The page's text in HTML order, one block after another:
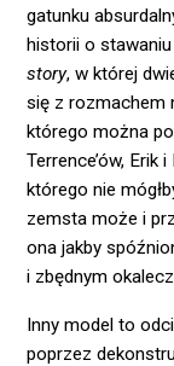
gatunku
historii o
story, w której
się z rozmachem
którego można
Terrence’ów,
którego nie
zemsta może i
ona jakby
i zbędnym
Inny model to
poprzez